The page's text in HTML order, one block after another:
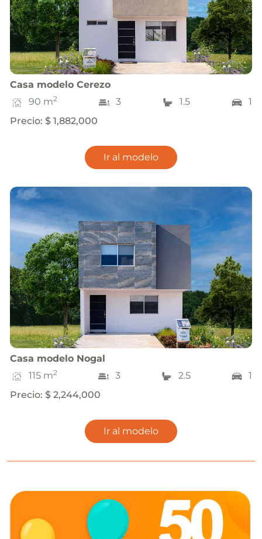
Casa modelo Cerezo
90 m2 3 1.5
1
Precio: $ 1,882,000
Ir al modelo
Casa modelo Nogal
115 m2 3 2.5
1
Precio: $ 2,244,000
Ir al modelo